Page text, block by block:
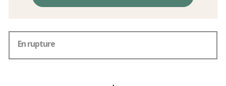
En rupture